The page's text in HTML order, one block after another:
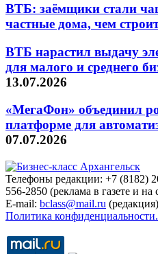
ВТБ: заёмщики стали
частные дома, чем
ВТБ нарастил выдачу
для малого и среднего
13.07.2026
«МегаФон» объединил
платформе для
07.07.2026
Телефоны редакции: +7 (8182)
556-2850 (реклама в газете и на
E-mail: bclass@mail.ru
Политика конфиденциальности.